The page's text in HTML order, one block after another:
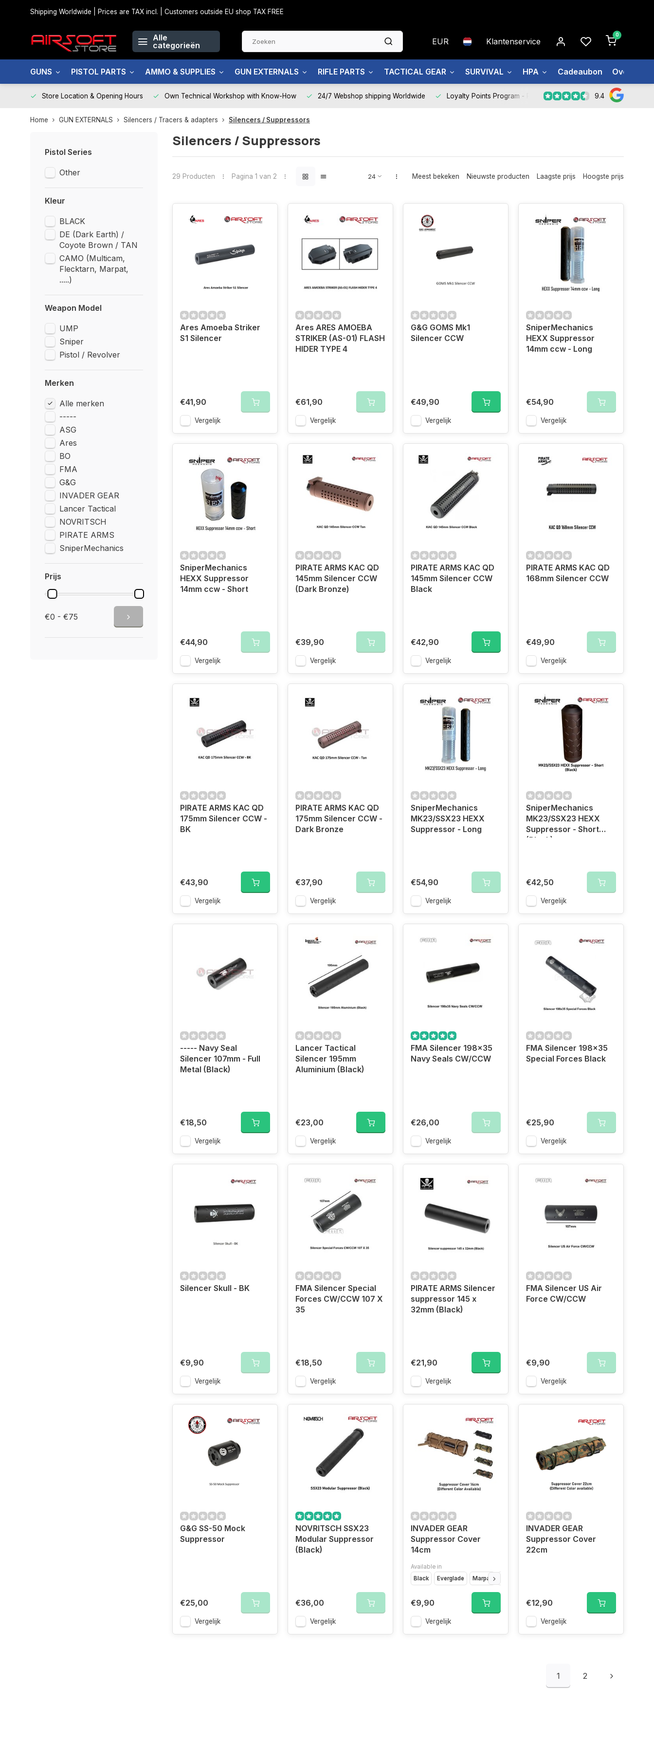
Shipping Worldwide | Prices are TAX incl. | Customers outside EU shop TAX FREE
Alle
categorieën
EUR Klantenservice
0
GUNS PISTOL PARTS AMMO & SUPPLIES GUN EXTERNALS RIFLE PARTS TACTICAL GEAR SURVIVAL HPA Cadeaubon Over ons
Store Location & Opening Hours Own Technical Workshop with Know-How 24/7 Webshop shipping Worldwide Loyalty Points Program - Register Now 9.4
Home GUN EXTERNALS Silencers / Tracers & adapters Silencers / Suppressors
Pistol Series
Other
Kleur
BLACK
DE (Dark Earth) /
Coyote Brown / TAN
CAMO (Multicam,
Flecktarn, Marpat,
.....)
Weapon Model
UMP
Sniper
Pistol / Revolver
Merken
Alle merken
-----
ASG
Ares
BO
FMA
G&G
INVADER GEAR
Lancer Tactical
NOVRITSCH
PIRATE ARMS
SniperMechanics
Prijs
€0 - €75
Silencers / Suppressors
29 Producten Pagina 1 van 2 Meest bekeken Nieuwste producten Laagste prijs Hoogste prijs
Ares Amoeba Striker
S1 Silencer
€41,90
Vergelijk
Ares ARES AMOEBA
STRIKER (AS-01) FLASH
HIDER TYPE 4
€61,90
Vergelijk
G&G GOMS Mk1
Silencer CCW
€49,90
Vergelijk
SniperMechanics
HEXX Suppressor
14mm ccw - Long
€54,90
Vergelijk
SniperMechanics
HEXX Suppressor
14mm ccw - Short
€44,90
Vergelijk
PIRATE ARMS KAC QD
145mm Silencer CCW
(Dark Bronze)
€39,90
Vergelijk
PIRATE ARMS KAC QD
145mm Silencer CCW
Black
€42,90
Vergelijk
PIRATE ARMS KAC QD
168mm Silencer CCW
€49,90
Vergelijk
PIRATE ARMS KAC QD
175mm Silencer CCW -
BK
€43,90
Vergelijk
PIRATE ARMS KAC QD
175mm Silencer CCW -
Dark Bronze
€37,90
Vergelijk
SniperMechanics
MK23/SSX23 HEXX
Suppressor - Long
€54,90
Vergelijk
SniperMechanics
MK23/SSX23 HEXX
Suppressor - Short
(Black)
€42,50
Vergelijk
----- Navy Seal
Silencer 107mm - Full
Metal (Black)
€18,50
Vergelijk
Lancer Tactical
Silencer 195mm
Aluminium (Black)
€23,00
Vergelijk
FMA Silencer 198x35
Navy Seals CW/CCW
€26,00
Vergelijk
FMA Silencer 198x35
Special Forces Black
€25,90
Vergelijk
Silencer Skull - BK
€9,90
Vergelijk
FMA Silencer Special
Forces CW/CCW 107 X
35
€18,50
Vergelijk
PIRATE ARMS Silencer
suppressor 145 x
32mm (Black)
€21,90
Vergelijk
FMA Silencer US Air
Force CW/CCW
€9,90
Vergelijk
G&G SS-50 Mock
Suppressor
€25,00
Vergelijk
NOVRITSCH SSX23
Modular Suppressor
(Black)
€36,00
Vergelijk
INVADER GEAR
Suppressor Cover
14cm
Available in
Black
Everglade Marpat
€9,90
Vergelijk
INVADER GEAR
Suppressor Cover
22cm
€12,90
Vergelijk
1 2